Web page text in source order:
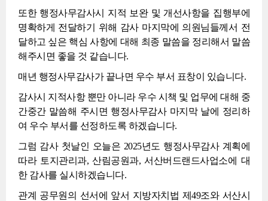
또한 행정사무감사시 지적 보완 및 개선사항을 집행부에
명확하게 전달하기 위해 감사 마지막에 의원님들께서 전
달하고 싶은 핵심 사항에 대해 최종 말씀을 정리해서 말씀
해주시면 좋을 것 같습니다.
매년 행정사무감사가 끝나면 우수 부서 표창이 있습니다.
감사시 지적사항 뿐만 아니라 우수 시책 및 업무에 대해 중
간중간 말씀해 주시면 행정사무감사 마지막 날에 정리하
여 우수 부서를 선정하도록 하겠습니다.
그럼 감사 첫날인 오늘은 2025년도 행정사무감사 계획에
따라 토지관리과, 산림공원과, 서산버드랜드사업소에 대
한 감사를 실시하겠습니다.
관계 공무원의 선서에 앞서 지방자치법 제49조와 서산시